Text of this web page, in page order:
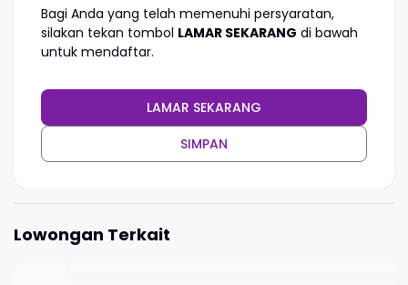
Bagi Anda yang telah memenuhi persyaratan,
silakan tekan tombol LAMAR SEKARANG di bawah
untuk mendaftar.
LAMAR SEKARANG
SIMPAN
Lowongan Terkait